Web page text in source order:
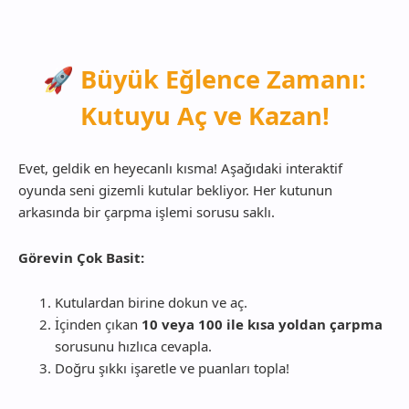
🚀 Büyük Eğlence Zamanı:
Kutuyu Aç ve Kazan!
Evet, geldik en heyecanlı kısma! Aşağıdaki interaktif
oyunda seni gizemli kutular bekliyor. Her kutunun
arkasında bir çarpma işlemi sorusu saklı.
Görevin Çok Basit:
Kutulardan birine dokun ve aç.
İçinden çıkan 10 veya 100 ile kısa yoldan çarpma
sorusunu hızlıca cevapla.
Doğru şıkkı işaretle ve puanları topla!